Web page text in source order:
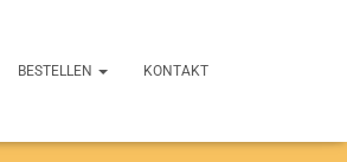
BESTELLEN KONTAKT